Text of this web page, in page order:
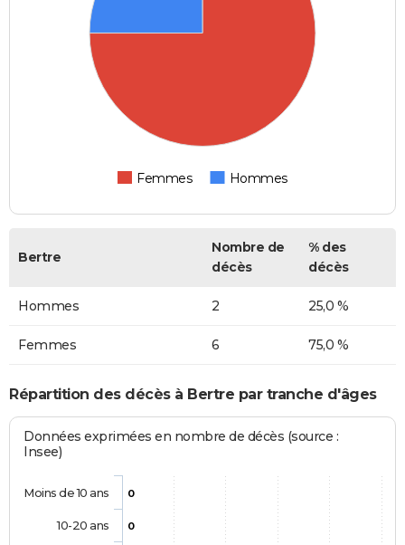
Femmes Hommes
Bertre
Nombre de
décès
% des
décès
Hommes 2 25,0 %
Femmes 6 75,0 %
Répartition des décès à Bertre par tranche d'âges
Données exprimées en nombre de décès (source :
Insee)
0
0
Moins de 10 ans
10-20 ans